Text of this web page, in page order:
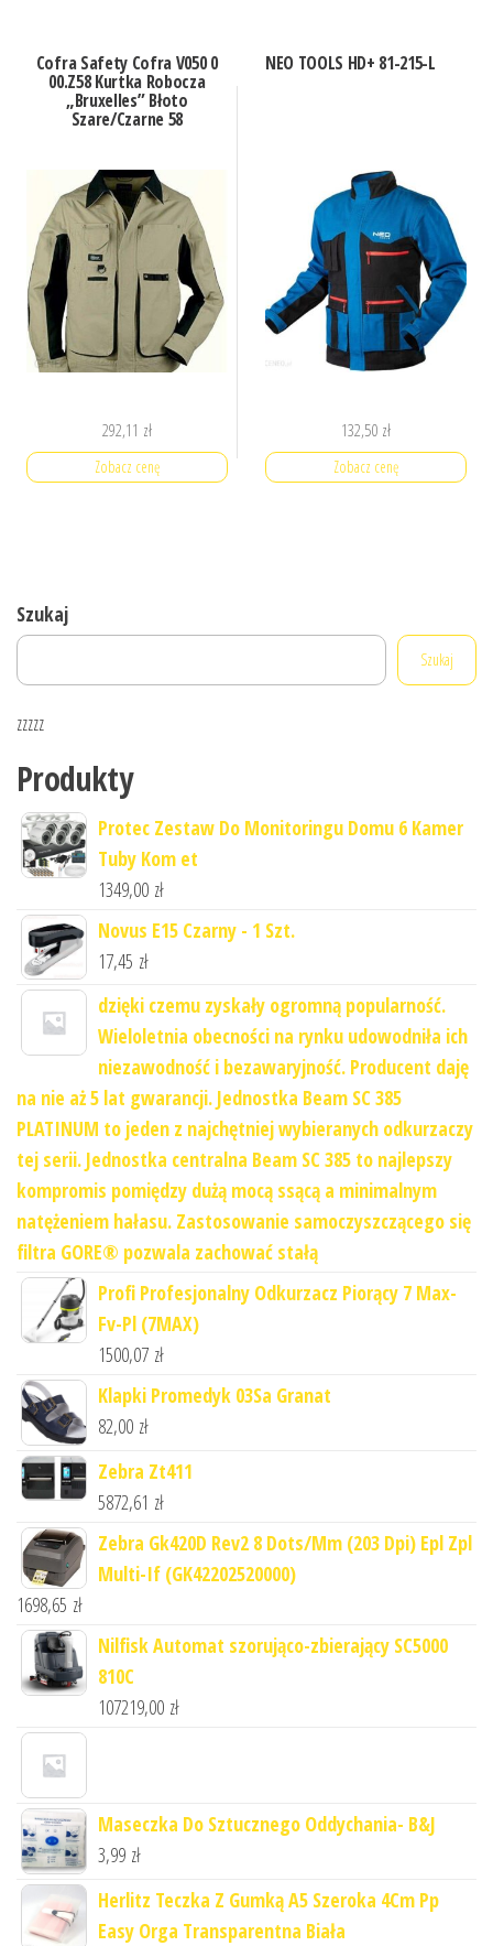
Cofra Safety Cofra V050 0
00.Z58 Kurtka Robocza
„Bruxelles” Błoto
Szare/Czarne 58
292,11 zł
Zobacz cenę
NEO TOOLS HD+ 81-215-L
132,50 zł
Zobacz cenę
Szukaj
Szukaj
zzzzz
Produkty
Protec Zestaw Do Monitoringu Domu 6 Kamer
Tuby Kom et
1349,00 zł
Novus E15 Czarny - 1 Szt.
17,45 zł
dzięki czemu zyskały ogromną popularność.
Wieloletnia obecności na rynku udowodniła ich
niezawodność i bezawaryjność. Producent daję
na nie aż 5 lat gwarancji. Jednostka Beam SC 385
PLATINUM to jeden z najchętniej wybieranych odkurzaczy
tej serii. Jednostka centralna Beam SC 385 to najlepszy
kompromis pomiędzy dużą mocą ssącą a minimalnym
natężeniem hałasu. Zastosowanie samoczyszczącego się
filtra GORE® pozwala zachować stałą
Profi Profesjonalny Odkurzacz Piorący 7 Max-
Fv-Pl (7MAX)
1500,07 zł
Klapki Promedyk 03Sa Granat
82,00 zł
Zebra Zt411
5872,61 zł
Zebra Gk420D Rev2 8 Dots/Mm (203 Dpi) Epl Zpl
Multi-If (GK42202520000)
1698,65 zł
Nilfisk Automat szorująco-zbierający SC5000
810C
107219,00 zł
Maseczka Do Sztucznego Oddychania- B&J
3,99 zł
Herlitz Teczka Z Gumką A5 Szeroka 4Cm Pp
Easy Orga Transparentna Biała